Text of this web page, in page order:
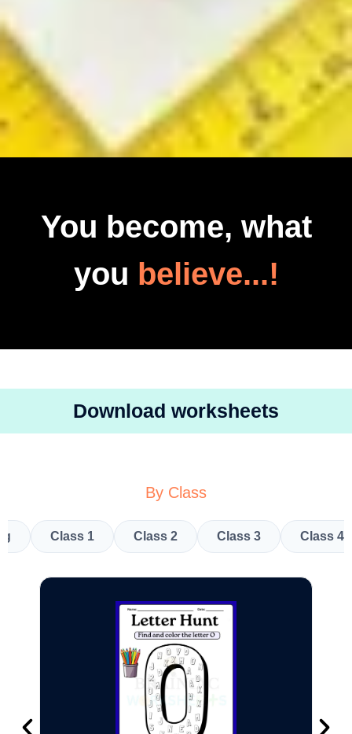
You become, what
you believe...!
Download worksheets
By Class
Class 1 Class 2 Class 3 Class 4